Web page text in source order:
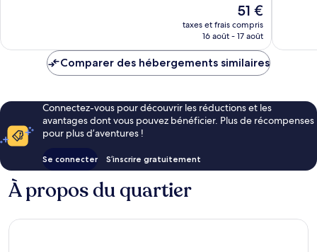
Le
nouveau
prix
de
51 €
taxes et frais compris
16 août - 17 août
Comparer des hébergements similaires
Connectez-vous pour découvrir les réductions et les
avantages dont vous pouvez bénéficier. Plus de récompenses
pour plus d’aventures !
Se connecter S’inscrire gratuitement
À propos du quartier